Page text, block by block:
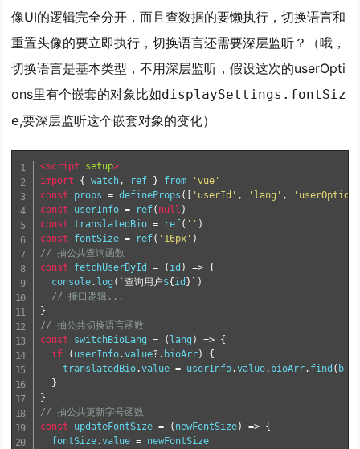
像UI的逻辑完全分开，而且查数据的要懒执行，切换语言和
重置头像的要立即执行，切换语言还需要深层监听？（哦，
切换语言是基本类型，不用深层监听，假设这次的userOpti
ons里有个嵌套的对象比如displaySettings.fontSiz
e,要深层监听这个嵌套对象的变化）
<script setup>
import
{ watch, ref } from
'vue'
const
props = defineProps ([ 'userId' , 'lang' ,
const
userInfo = ref( null )
const translatedBio = ref( '' )
const
fontSize = ref( '16px' )
// 抽公共查询函数
const
fetchUserById = ( id ) => {
  console
. log (`查询用户${ id }`)
// 接口逻辑...
}
// 抽公共切换语言函数
const
switchBioLang = ( lang ) => {
if
( userInfo.value?. bioArr)
{
    translatedBio
.value = userInfo.value. bioArr. find ( b
}
}
// 抽公共更新字号函数
const
updateFontSize = ( newFontSize) => {
  fontSize
.value =